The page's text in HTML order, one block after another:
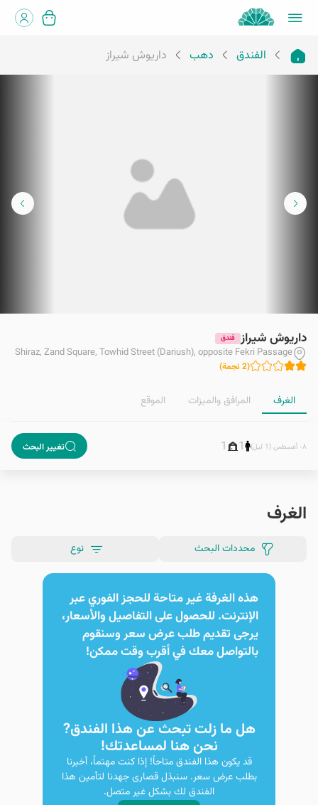
الفندق دهب داريوش شيراز
داريوش شيراز فندق
Shiraz, Zand Square, Towhid Street (Dariush), opposite Fekri Passage
(
2 نجمة)
الغرف المرافق والمیزات الموقع
٠٨ أغسطس (1 ليل) 1
1 تغيير البحث
الغرف
محددات البحث نوع
هذه الغرفة غير متاحة للحجز الفوري عبر
الإنترنت. للحصول على التفاصيل والأسعار،
يرجى تقديم طلب عرض سعر وسنقوم
بالتواصل معك في أقرب وقت ممكن!
هل ما زلت تبحث عن هذا الفندق?
نحن هنا لمساعدتك!
قد يكون هذا الفندق متاحاً! إذا كنت مهتماً، أخبرنا
بطلب عرض سعر. سنبذل قصارى جهدنا لتأمين هذا
الفندق لك بشكل غير متصل.